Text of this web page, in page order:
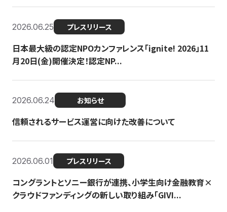
2026.06.25 プレスリリース
日本最大級の認定NPOカンファレンス「ignite! 2026」11
月20日(金)開催決定！認定NP...
2026.06.24 お知らせ
信頼されるサービス運営に向けた改善について
2026.06.01 プレスリリース
コングラントとソニー銀行が連携、小学生向け金融教育×
クラウドファンディングの新しい取り組み「GIVI...